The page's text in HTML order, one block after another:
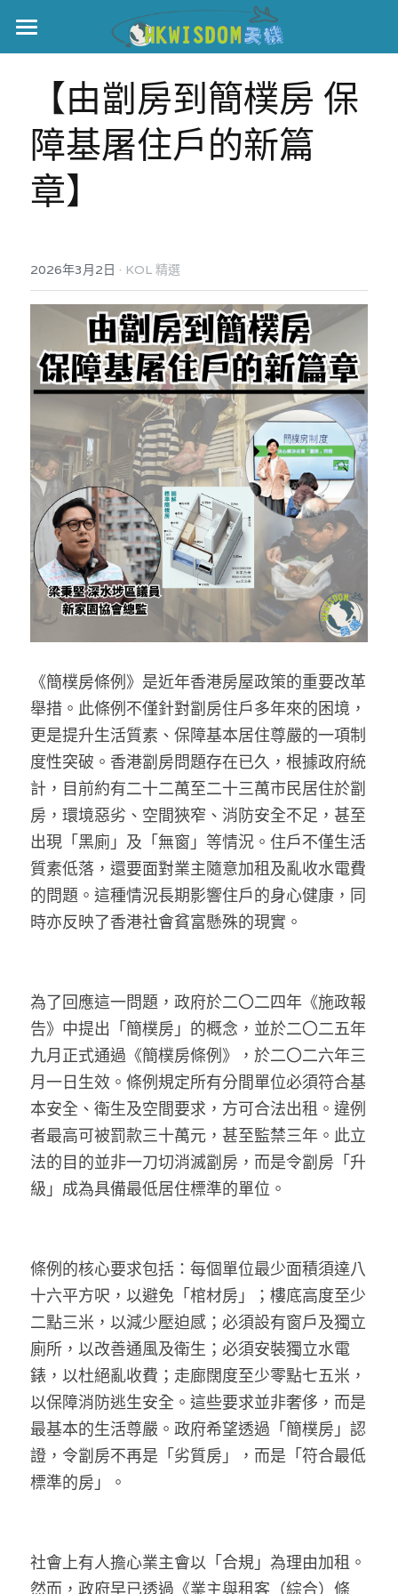
主頁
世界盃
伊美戰爭
黎智英案
美西媒體謊言實錄
宏福‧革新
宏福苑聽證會
宏福火災正視聽
記錄．宏福苑火災
港聞
中國
國際
娛樂
反華推手你要知
反華推手懶人包
民主派騙案十式
反華推手起底
美西霸凌內幕
美西極權主義
真相直擊
極端暴恐實錄
KOL 專欄
林淑芳專欄
屈穎妍專欄
朱庭萱專欄
莫綺琪專欄
黃萬成專欄
招國偉專欄
高松傑專欄
林伯強專欄
馮煒光專欄
趙處機專欄
KOL 精選
曾子晴 - 晴深直說
龔靜儀大律師專欄
陳貴春大律師專欄
陳子遷律師專欄
羅浚軒專欄
張美雄專欄
莊豪鋒專欄
香港科技專上書院｜專欄
絕密法庭檔案
醫院口岸爆炸案
屠龍小隊案
黎智英案審訊
支聯會案
35+顛覆案
生活
吃喝玩指南
休閒好介紹
親子
花生仔漫畫週記
關於我們
人才招聘
投稿熱線
商戶合作
支持讚助
條款及細則
關於我們
搜索
繁體中文
繁體中文
English
【由劏房到簡樸房 保
障基屠住戶的新篇
章】
2026年3月2日 · KOL 精選
《簡樸房條例》是近年香港房屋政策的重要改革
舉措。此條例不僅針對劏房住戶多年來的困境，
更是提升生活質素、保障基本居住尊嚴的一項制
度性突破。香港劏房問題存在已久，根據政府統
計，目前約有二十二萬至二十三萬市民居住於劏
房，環境惡劣、空間狹窄、消防安全不足，甚至
出現「黑廁」及「無窗」等情況。住戶不僅生活
質素低落，還要面對業主隨意加租及亂收水電費
的問題。這種情況長期影響住戶的身心健康，同
時亦反映了香港社會貧富懸殊的現實。
為了回應這一問題，政府於二〇二四年《施政報
告》中提出「簡樸房」的概念，並於二〇二五年
九月正式通過《簡樸房條例》，於二〇二六年三
月一日生效。條例規定所有分間單位必須符合基
本安全、衛生及空間要求，方可合法出租。違例
者最高可被罰款三十萬元，甚至監禁三年。此立
法的目的並非一刀切消滅劏房，而是令劏房「升
級」成為具備最低居住標準的單位。
條例的核心要求包括：每個單位最少面積須達八
十六平方呎，以避免「棺材房」；樓底高度至少
二點三米，以減少壓迫感；必須設有窗戶及獨立
廁所，以改善通風及衛生；必須安裝獨立水電
錶，以杜絕亂收費；走廊闊度至少零點七五米，
以保障消防逃生安全。這些要求並非奢侈，而是
最基本的生活尊嚴。政府希望透過「簡樸房」認
證，令劏房不再是「劣質房」，而是「符合最低
標準的房」。
社會上有人擔心業主會以「合規」為理由加租。
然而，政府早已透過《業主與租客（綜合）條